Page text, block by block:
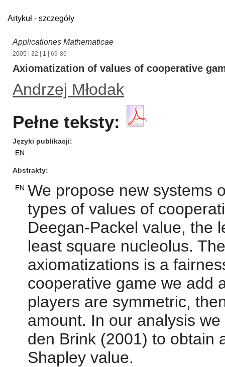
Artykuł - szczegóły
Applicationes Mathematicae
2005 32 1 | 69-86
Axiomatization of values of cooperative
Andrzej Młodak
Pełne teksty:
Języki publikacji
EN
Abstrakty
EN We propose new systems
types of values of
Deegan-Packel value, the
least square nucleolus.
axiomatizations is a
cooperative game we add
players are symmetric,
amount. In our analysis
den Brink (2001) to obtain
Shapley value.